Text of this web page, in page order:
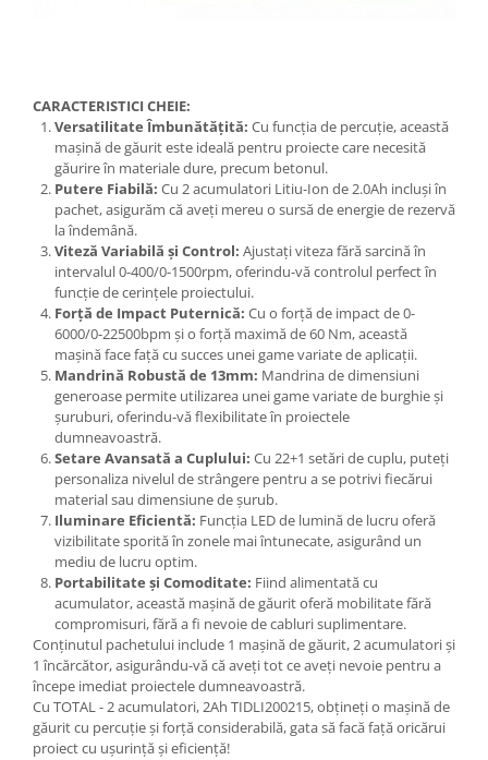
CARACTERISTICI CHEIE:
Versatilitate Îmbunătățită: Cu funcția de percuție, această
mașină de găurit este ideală pentru proiecte care necesită
găurire în materiale dure, precum betonul.
Putere Fiabilă: Cu 2 acumulatori Litiu-Ion de 2.0Ah incluși în
pachet, asigurăm că aveți mereu o sursă de energie de rezervă
la îndemână.
Viteză Variabilă și Control: Ajustați viteza fără sarcină în
intervalul 0-400/0-1500rpm, oferindu-vă controlul perfect în
funcție de cerințele proiectului.
Forță de Impact Puternică: Cu o forță de impact de 0-
6000/0-22500bpm și o forță maximă de 60 Nm, această
mașină face față cu succes unei game variate de aplicații.
Mandrină Robustă de 13mm: Mandrina de dimensiuni
generoase permite utilizarea unei game variate de burghie și
șuruburi, oferindu-vă flexibilitate în proiectele
dumneavoastră.
Setare Avansată a Cuplului: Cu 22+1 setări de cuplu, puteți
personaliza nivelul de strângere pentru a se potrivi fiecărui
material sau dimensiune de șurub.
Iluminare Eficientă: Funcția LED de lumină de lucru oferă
vizibilitate sporită în zonele mai întunecate, asigurând un
mediu de lucru optim.
Portabilitate și Comoditate: Fiind alimentată cu
acumulator, această mașină de găurit oferă mobilitate fără
compromisuri, fără a fi nevoie de cabluri suplimentare.
Conținutul pachetului include 1 mașină de găurit, 2 acumulatori și
1 încărcător, asigurându-vă că aveți tot ce aveți nevoie pentru a
începe imediat proiectele dumneavoastră.
Cu TOTAL - 2 acumulatori, 2Ah TIDLI200215, obțineți o mașină de
găurit cu percuție și forță considerabilă, gata să facă față oricărui
proiect cu ușurință și eficiență!